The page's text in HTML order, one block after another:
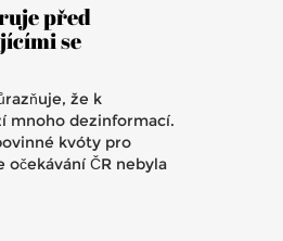
před
se
že k
mnoho dezinformací.
kvóty pro
ČR nebyla